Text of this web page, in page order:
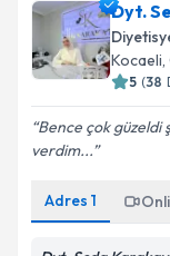
Dyt.
Kocaeli,
5 (38
Bence çok güzeldi
verdim...
Adres 1